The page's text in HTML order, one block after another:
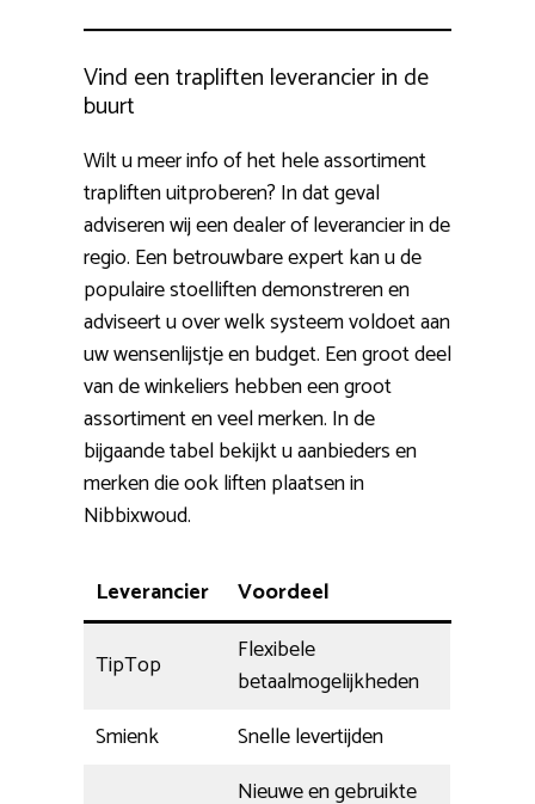
Vind een trapliften leverancier in de
buurt
Wilt u meer info of het hele assortiment
trapliften uitproberen? In dat geval
adviseren wij een dealer of leverancier in de
regio. Een betrouwbare expert kan u de
populaire stoelliften demonstreren en
adviseert u over welk systeem voldoet aan
uw wensenlijstje en budget. Een groot deel
van de winkeliers hebben een groot
assortiment en veel merken. In de
bijgaande tabel bekijkt u aanbieders en
merken die ook liften plaatsen in
Nibbixwoud.
Leverancier Voordeel
TipTop
Flexibele
betaalmogelijkheden
Smienk
Snelle levertijden
Nieuwe en gebruikte